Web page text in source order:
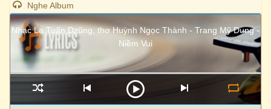
Nghe Album
Nhạc La Tuấn Dzũng, thơ Huỳnh Ngọc Thành - Trang Mỹ Dung -
Niềm Vui